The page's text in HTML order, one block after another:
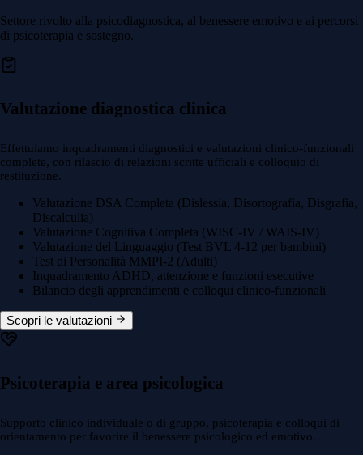
Settore rivolto alla psicodiagnostica, al benessere emotivo e ai percorsi
di psicoterapia e sostegno.
Valutazione diagnostica clinica
Effettuiamo inquadramenti diagnostici e valutazioni clinico-funzionali
complete, con rilascio di relazioni scritte ufficiali e colloquio di
restituzione.
Valutazione DSA Completa (Dislessia, Disortografia, Disgrafia,
Discalculia)
Valutazione Cognitiva Completa (WISC-IV / WAIS-IV)
Valutazione del Linguaggio (Test BVL 4-12 per bambini)
Test di Personalità MMPI-2 (Adulti)
Inquadramento ADHD, attenzione e funzioni esecutive
Bilancio degli apprendimenti e colloqui clinico-funzionali
Scopri le valutazioni
Psicoterapia e area psicologica
Supporto clinico individuale o di gruppo, psicoterapia e colloqui di
orientamento per favorire il benessere psicologico ed emotivo.